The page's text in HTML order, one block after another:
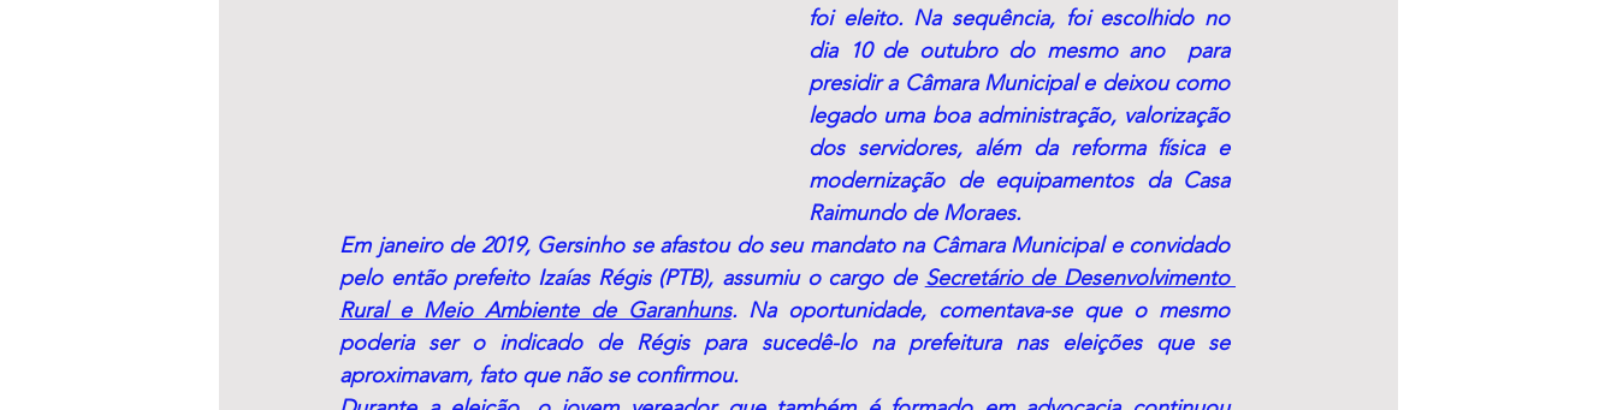
foi eleito. Na sequência, foi escolhido no
dia 10 de outubro do mesmo ano  para
presidir a Câmara Municipal e deixou como
legado uma boa administração, valorização
dos servidores, além da reforma física e
modernização de equipamentos da Casa
Raimundo de Moraes.
Em janeiro de 2019, Gersinho se afastou do seu mandato na Câmara Municipal e convidado
pelo então prefeito Izaías Régis (PTB), assumiu o cargo de Secretário de Desenvolvimento
Rural e Meio Ambiente de Garanhuns. Na oportunidade, comentava-se que o mesmo
poderia ser o indicado de Régis para sucedê-lo na prefeitura nas eleições que se
aproximavam, fato que não se confirmou.